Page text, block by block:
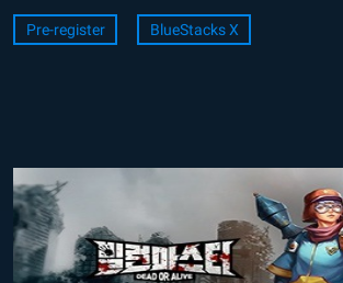
Pre-register BlueStacks X